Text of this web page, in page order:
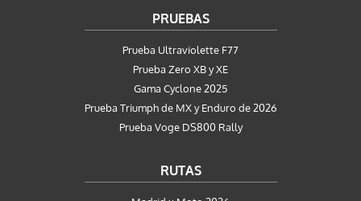
PRUEBAS
Prueba Ultraviolette F77
Prueba Zero XB y XE
Gama Cyclone 2025
Prueba Triumph de MX y Enduro de 2026
Prueba Voge DS800 Rally
RUTAS